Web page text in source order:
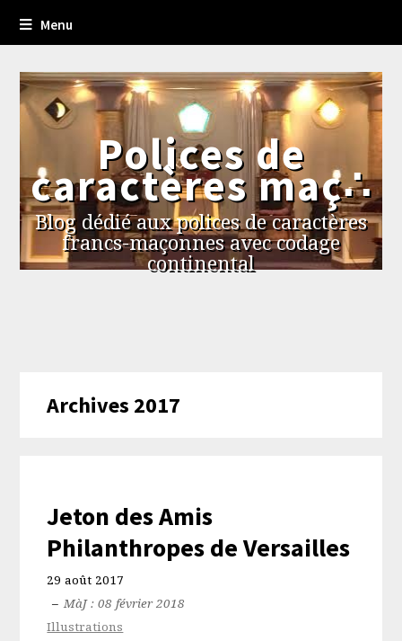
Menu
Polices de
caractères maç∴
Blog dédié aux polices de caractères
francs-maçonnes avec codage
continental
Archives 2017
Jeton des Amis
Philanthropes de Versailles
29 août 2017
–MàJ : 08 février 2018
Illustrations